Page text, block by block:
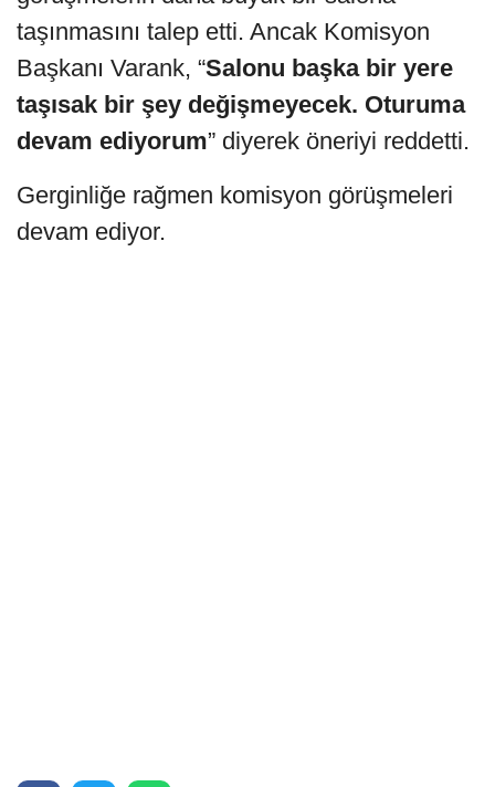
taşınmasını talep etti. Ancak Komisyon
Başkanı Varank, “Salonu başka bir yere
taşısak bir şey değişmeyecek. Oturuma
devam ediyorum” diyerek öneriyi reddetti.
Gerginliğe rağmen komisyon görüşmeleri
devam ediyor.